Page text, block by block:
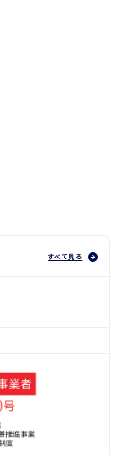
すべて見る